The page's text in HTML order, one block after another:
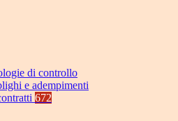
di controllo
e adempimenti
672